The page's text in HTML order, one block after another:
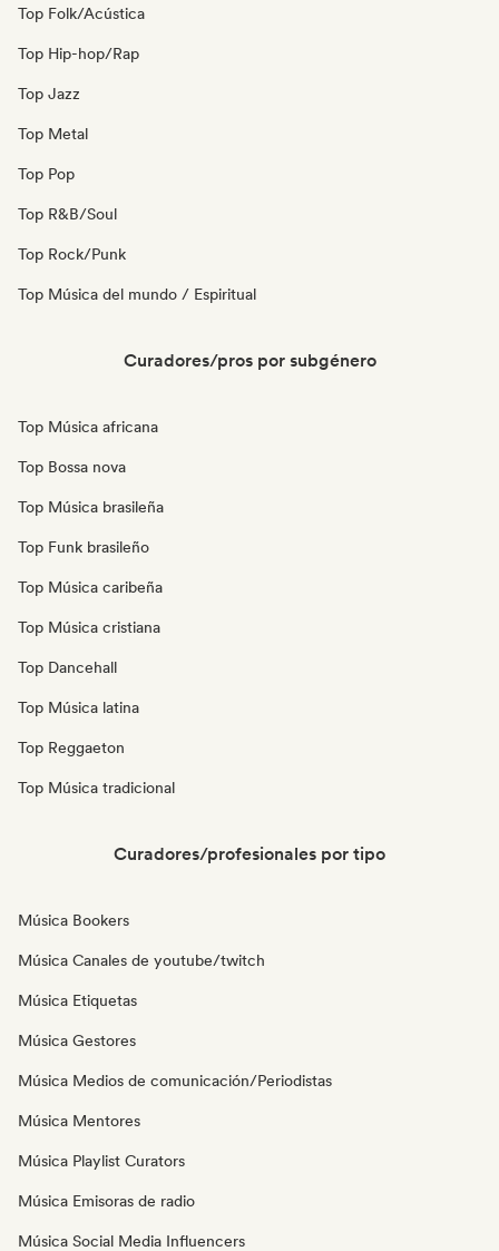
Top Folk/Acústica
Top Hip-hop/Rap
Top Jazz
Top Metal
Top Pop
Top R&B/Soul
Top Rock/Punk
Top Música del mundo / Espiritual
Curadores/pros por subgénero
Top Música africana
Top Bossa nova
Top Música brasileña
Top Funk brasileño
Top Música caribeña
Top Música cristiana
Top Dancehall
Top Música latina
Top Reggaeton
Top Música tradicional
Curadores/profesionales por tipo
Música Bookers
Música Canales de youtube/twitch
Música Etiquetas
Música Gestores
Música Medios de comunicación/Periodistas
Música Mentores
Música Playlist Curators
Música Emisoras de radio
Música Social Media Influencers